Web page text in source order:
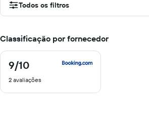
Todos os filtros
Classificação por fornecedor
9/10
9
de
10
2 avaliações